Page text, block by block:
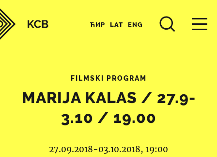
ЋИР LAT ENG
FILMSKI PROGRAM
MARIJA KALAS / 27.9-
3.10 / 19.00
27.09.2018-03.10.2018, 19:00